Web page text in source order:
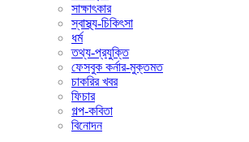
সাক্ষাৎকার
স্বাস্থ্য-চিকিৎসা
ধর্ম
তথ্য-প্রযুক্তি
ফেসবুক কর্নার-মুক্তমত
চাকরির খবর
ফিচার
গল্প-কবিতা
বিনোদন